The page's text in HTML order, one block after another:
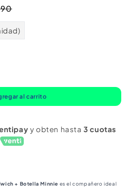
oferta
al carrito
y obten hasta3 cuotas
+ Botella Minnie es el compañero ideal